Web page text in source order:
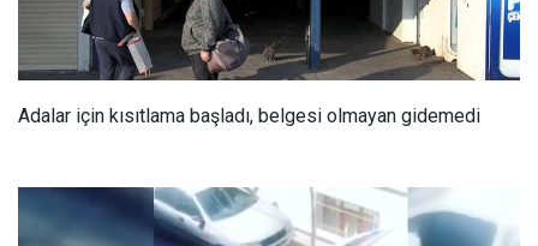
Adalar için kısıtlama başladı, belgesi olmayan gidemedi